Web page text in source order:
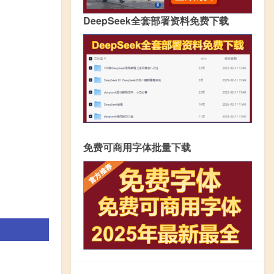
DeepSeek全套部署资料免费下载
免费可商用字体批量下载